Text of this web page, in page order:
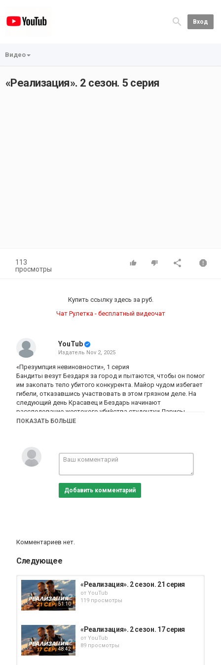
Вход
Видео
«Реализация». 2 сезон. 5 серия
113
просмотры
Купить ссылку здесь за руб.
Чат Рулетка - бесплатный видеочат
YouTub
Издатель Nov 2, 2025
«Презумпция невиновности», 1 серия
Бандиты везут Бездаря за город и пытаются, чтобы он помог
им закопать тело убитого конкурента. Майор чудом избегает
гибели, отказавшись участвовать в этом грязном деле. На
следующий день Красавец и Бездарь начинают
расследование жестокого убийства студентки Ларисы
Касимовой, пропавшей накануне. Красавец предлагает
который недавно освободился из колонии.
Категория
ПОКАЗАТЬ БОЛЬШЕ
Добавить комментарий
Комментариев нет.
Следующее
51:10
«Реализация». 2 сезон. 21 серия
от YouTub
119 просмотры
48:42
«Реализация». 2 сезон. 17 серия
от YouTub
89 просмотры